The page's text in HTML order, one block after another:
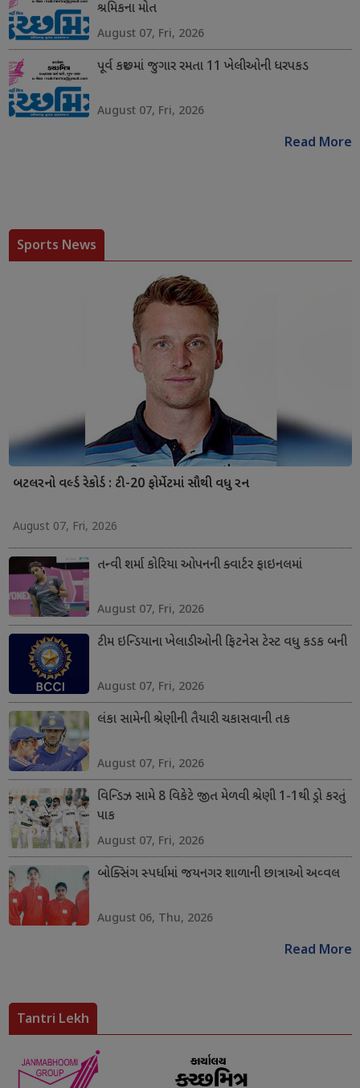
શ્રમિકના મોત
August 07, Fri, 2026
પૂર્વ કચ્છમાં જુગાર રમતા 11 ખેલીઓની ધરપકડ
August 07, Fri, 2026
Read More
Sports News
બટલરનો વર્લ્ડ રેકોર્ડ : ટી-20 ફોર્મેટમાં સૌથી વધુ રન
August 07, Fri, 2026
તન્વી શર્મા કોરિયા ઓપનની ક્વાર્ટર ફાઇનલમાં
August 07, Fri, 2026
ટીમ ઇન્ડિયાના ખેલાડીઓની ફિટનેસ ટેસ્ટ વધુ કડક બની
August 07, Fri, 2026
લંકા સામેની શ્રેણીની તૈયારી ચકાસવાની તક
August 07, Fri, 2026
વિન્ડિઝ સામે 8 વિકેટે જીત મેળવી શ્રેણી 1-1થી ડ્રો કરતું
પાક
August 07, Fri, 2026
બોક્સિંગ સ્પર્ધામાં જયનગર શાળાની છાત્રાઓ અવ્વલ
August 06, Thu, 2026
Read More
Tantri Lekh